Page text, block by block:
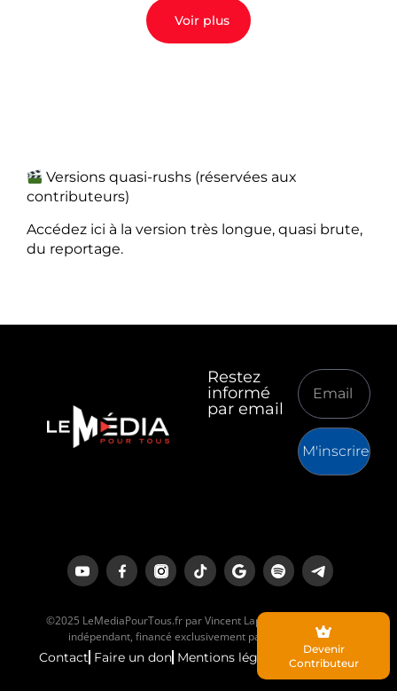
Voir plus
Versions quasi-rushs (réservées aux
contributeurs)
Accédez ici à la version très longue, quasi brute,
du reportage.
Restez
informé
par email
M'inscrire
©2025 LeMediaPourTous.fr par Vincent Lapierre est un média
indépendant, financé exclusivement par ses lecteurs.
Contact Faire un don Mentions légales
Devenir
Contributeur